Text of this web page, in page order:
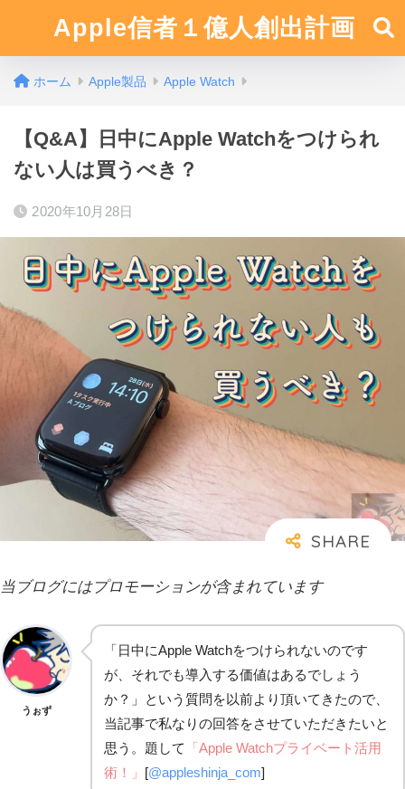
Apple信者１億人創出計画
ホーム Apple製品 Apple Watch
【Q&A】日中にApple Watchをつけられ
ない人は買うべき？
2020年10月28日
当ブログにはプロモーションが含まれています
うぉず
「日中にApple Watchをつけられないのです
が、それでも導入する価値はあるでしょう
か？」という質問を以前より頂いてきたので、
当記事で私なりの回答をさせていただきたいと
思う。題して
「Apple Watchプライベート活用
術！」 [@appleshinja_com]